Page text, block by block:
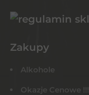
Zakupy
Alkohole
Okazje Cenowe !!!